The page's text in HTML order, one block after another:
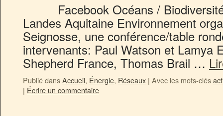
Facebook Océans / Biodiversité
Landes Aquitaine Environnement
Seignosse, une conférence/table
intervenants: Paul Watson et Lamya
Shepherd France, Thomas Brail …
Publié dansAccueil, Énergie, Réseaux | Avec les mots-clés
| Écrire un commentaire